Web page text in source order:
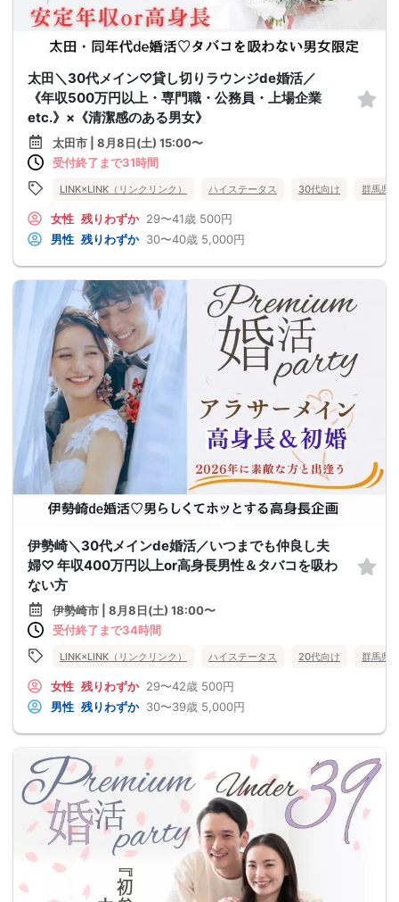
太田＼30代メイン♡貸し切りラウンジde婚活／
《年収500万円以上・専門職・公務員・上場企業
etc.》×《清潔感のある男女》
太田市 | 8月8日(土) 15:00〜
受付終了まで31時間
LINK×LINK（リンクリンク） ハイステータス 30代向け 群馬県
女性 残りわずか 29〜41歳 500円
男性 残りわずか 30〜40歳 5,000円
伊勢崎＼30代メインde婚活／いつまでも仲良し夫
婦♡ 年収400万円以上or高身長男性＆タバコを吸わ
ない方
伊勢崎市 | 8月8日(土) 18:00〜
受付終了まで34時間
LINK×LINK（リンクリンク） ハイステータス 20代向け 群馬県
女性 残りわずか 29〜42歳 500円
男性 残りわずか 30〜39歳 5,000円